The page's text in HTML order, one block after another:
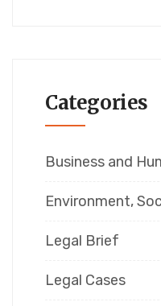
Categories
Business and
Environment,
Legal Brief
Legal Cases